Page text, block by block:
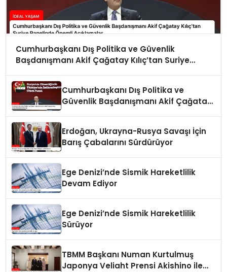
Cumhurbaşkanı Dış Politika ve Güvenlik
Başdanışmanı Akif Çağatay Kılıç’tan Suriye
Cumhurbaşkanı Dış Politika ve
Güvenlik Başdanışmanı Akif Çağatay
Erdoğan, Ukrayna-Rusya Savaşı İçin
Barış Çabalarını Sürdürüyor
Ege Denizi’nde Sismik Hareketlilik
Devam Ediyor
Ege Denizi’nde Sismik Hareketlilik
Sürüyor
TBMM Başkanı Numan Kurtulmuş
Japonya Veliaht Prensi Akishino ile